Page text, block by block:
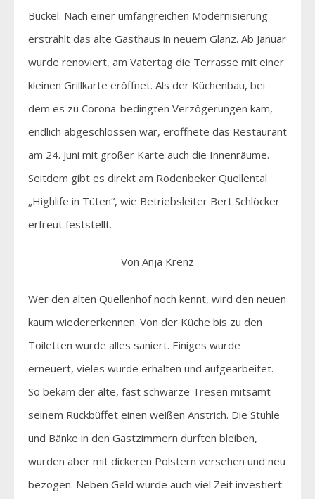
Buckel. Nach einer umfangreichen Modernisierung
erstrahlt das alte Gasthaus in neuem Glanz. Ab Januar
wurde renoviert, am Vatertag die Terrasse mit einer
kleinen Grillkarte eröffnet. Als der Küchenbau, bei
dem es zu Corona-bedingten Verzögerungen kam,
endlich abgeschlossen war, eröffnete das Restaurant
am 24. Juni mit großer Karte auch die Innenräume.
Seitdem gibt es direkt am Rodenbeker Quellental
„Highlife in Tüten“, wie Betriebsleiter Bert Schlöcker
erfreut feststellt.
Von Anja Krenz
Wer den alten Quellenhof noch kennt, wird den neuen
kaum wiedererkennen. Von der Küche bis zu den
Toiletten wurde alles saniert. Einiges wurde
erneuert, vieles wurde erhalten und aufgearbeitet.
So bekam der alte, fast schwarze Tresen mitsamt
seinem Rückbüffet einen weißen Anstrich. Die Stühle
und Bänke in den Gastzimmern durften bleiben,
wurden aber mit dickeren Polstern versehen und neu
bezogen. Neben Geld wurde auch viel Zeit investiert: